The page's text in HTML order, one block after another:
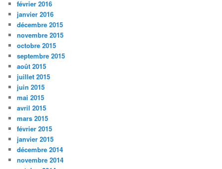
février 2016
janvier 2016
décembre 2015
novembre 2015
octobre 2015
septembre 2015
août 2015
juillet 2015
juin 2015
mai 2015
avril 2015
mars 2015
février 2015
janvier 2015
décembre 2014
novembre 2014